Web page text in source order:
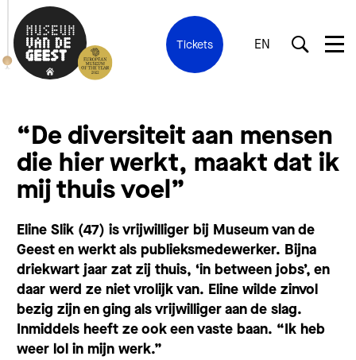
Tickets EN
“De diversiteit aan mensen
die hier werkt, maakt dat ik
mij thuis voel”
Eline Slik (47) is vrijwilliger bij Museum van de
Geest en werkt als publieksmedewerker. Bijna
driekwart jaar zat zij thuis, ‘in between jobs’, en
daar werd ze niet vrolijk van. Eline wilde zinvol
bezig zijn en ging als vrijwilliger aan de slag.
Inmiddels heeft ze ook een vaste baan. “Ik heb
weer lol in mijn werk.”